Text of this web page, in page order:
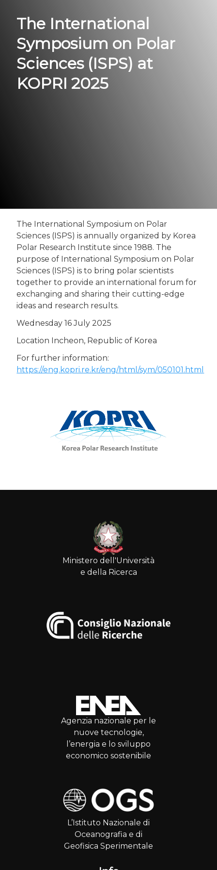
The International
Symposium on Polar
Sciences (ISPS) at
KOPRI 2025
The International Symposium on Polar
Sciences (ISPS) is annually organized by Korea
Polar Research Institute since 1988. The
purpose of International Symposium on Polar
Sciences (ISPS) is to bring polar scientists
together to provide an international forum for
exchanging and sharing their cutting-edge
ideas and research results.
Wednesday 16 July 2025
Location Incheon, Republic of Korea
For further information:
https://eng.kopri.re.kr/eng/html/sym/050101.html
Ministero dell'Università
e della Ricerca
Agenzia nazionale per le
nuove tecnologie,
l’energia e lo sviluppo
economico sostenibile
L’Istituto Nazionale di
Oceanografia e di
Geofisica Sperimentale